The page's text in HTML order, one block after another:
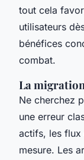
tout cela
utilisateurs
bénéfices
combat.
La
Ne cherchez
une erreur
actifs, les flux
mesure. Les